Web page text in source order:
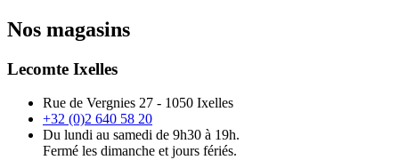
Nos magasins
Lecomte Ixelles
Rue de Vergnies 27 - 1050 Ixelles
+32 (0)2 640 58 20
Du lundi au samedi de 9h30 à 19h.
Fermé les dimanche et jours fériés.